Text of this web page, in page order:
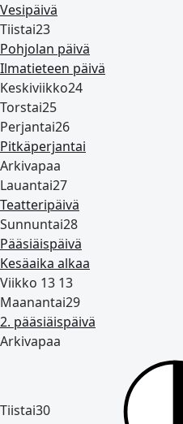
Vesipäivä
Tiistai23
Pohjolan päivä
Ilmatieteen päivä
Keskiviikko24
Torstai25
Perjantai26
Pitkäperjantai
Arkivapaa
Lauantai27
Teatteripäivä
Sunnuntai28
Pääsiäispäivä
Kesäaika alkaa
Viikko 13 13
Maanantai29
2. pääsiäispäivä
Arkivapaa
Tiistai30